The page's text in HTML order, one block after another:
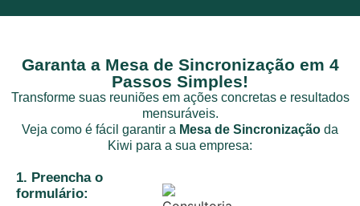
Garanta a Mesa de Sincronização em 4
Passos Simples!
Transforme suas reuniões em ações concretas e resultados
mensuráveis.
Veja como é fácil garantir a Mesa de Sincronização da
Kiwi para a sua empresa:
1. Preencha o
formulário: